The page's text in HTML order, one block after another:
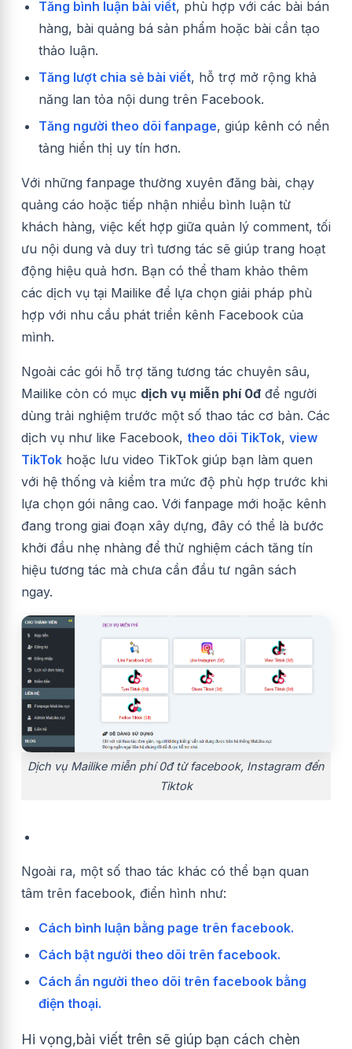
Tăng bình luận bài viết, phù hợp với các bài bán
hàng, bài quảng bá sản phẩm hoặc bài cần tạo
thảo luận.
Tăng lượt chia sẻ bài viết, hỗ trợ mở rộng khả
năng lan tỏa nội dung trên Facebook.
Tăng người theo dõi fanpage, giúp kênh có nền
tảng hiển thị uy tín hơn.
Với những fanpage thường xuyên đăng bài, chạy
quảng cáo hoặc tiếp nhận nhiều bình luận từ
khách hàng, việc kết hợp giữa quản lý comment, tối
ưu nội dung và duy trì tương tác sẽ giúp trang hoạt
động hiệu quả hơn. Bạn có thể tham khảo thêm
các dịch vụ tại Mailike để lựa chọn giải pháp phù
hợp với nhu cầu phát triển kênh Facebook của
mình.
Ngoài các gói hỗ trợ tăng tương tác chuyên sâu,
Mailike còn có mục dịch vụ miễn phí 0đ để người
dùng trải nghiệm trước một số thao tác cơ bản. Các
dịch vụ như like Facebook, theo dõi TikTok, view
TikTok hoặc lưu video TikTok giúp bạn làm quen
với hệ thống và kiểm tra mức độ phù hợp trước khi
lựa chọn gói nâng cao. Với fanpage mới hoặc kênh
đang trong giai đoạn xây dựng, đây có thể là bước
khởi đầu nhẹ nhàng để thử nghiệm cách tăng tín
hiệu tương tác mà chưa cần đầu tư ngân sách
ngay.
Dịch vụ Mailike miễn phí 0đ từ facebook, Instagram đến
Tiktok
Ngoài ra, một số thao tác khác có thể bạn quan
tâm trên facebook, điển hình như:
Cách bình luận bằng page trên facebook.
Cách bật người theo dõi trên facebook.
Cách ẩn người theo dõi trên facebook bằng
điện thoại.
Hi vọng,bài viết trên sẽ giúp bạn cách chèn